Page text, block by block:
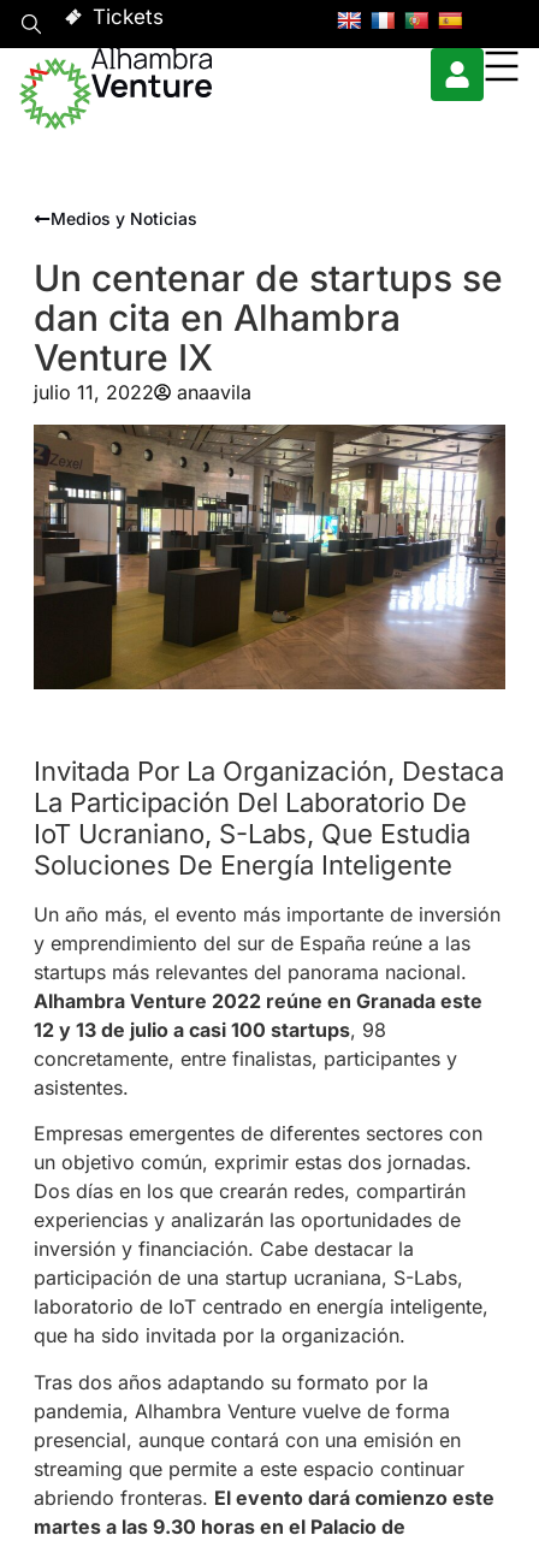
Tickets
Medios y Noticias
Un centenar de startups se
dan cita en Alhambra
Venture IX
julio 11, 2022 anaavila
Invitada Por La Organización, Destaca
La Participación Del Laboratorio De
IoT Ucraniano, S-Labs, Que Estudia
Soluciones De Energía Inteligente
Un año más, el evento más importante de inversión
y emprendimiento del sur de España reúne a las
startups más relevantes del panorama nacional.
Alhambra Venture 2022 reúne en Granada este
12 y 13 de julio a casi 100 startups, 98
concretamente, entre finalistas, participantes y
asistentes.
Empresas emergentes de diferentes sectores con
un objetivo común, exprimir estas dos jornadas.
Dos días en los que crearán redes, compartirán
experiencias y analizarán las oportunidades de
inversión y financiación. Cabe destacar la
participación de una startup ucraniana, S-Labs,
laboratorio de IoT centrado en energía inteligente,
que ha sido invitada por la organización.
Tras dos años adaptando su formato por la
pandemia, Alhambra Venture vuelve de forma
presencial, aunque contará con una emisión en
streaming que permite a este espacio continuar
abriendo fronteras. El evento dará comienzo este
martes a las 9.30 horas en el Palacio de